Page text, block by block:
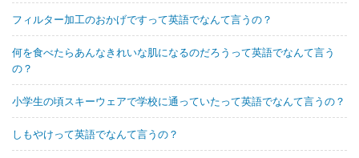
フィルター加工のおかげですって英語でなんて言うの？
何を食べたらあんなきれいな肌になるのだろうって英語でなんて言う
の？
小学生の頃スキーウェアで学校に通っていたって英語でなんて言うの？
しもやけって英語でなんて言うの？